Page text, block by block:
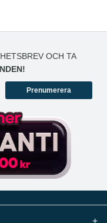
OCH TA
Prenumerera
+